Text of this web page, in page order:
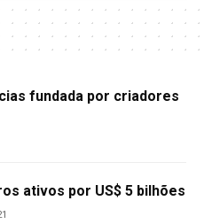
fundada por criadores
ativos por US$ 5 bilhões